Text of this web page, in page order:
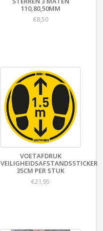
110,80,50MM
€8,50
VOETAFDRUK
VEILIGHEIDSAFSTANDSSTICKER
35CM PER STUK
€21,95